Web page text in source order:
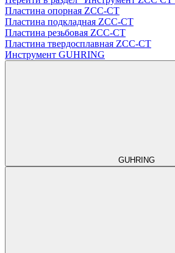
Пластина опорная ZCC-CT
Пластина подкладная ZCC-CT
Пластина резьбовая ZCC-CT
Пластина твердосплавная ZCC-CT
Инструмент GUHRING
GUHRING